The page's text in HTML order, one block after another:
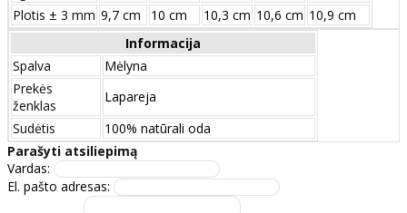
Plotis ± 3 mm 9,7 сm 10 сm 10,3 сm 10,6 сm 10,9 сm
Informacija
Spalva
Mėlyna
Prekės
ženklas
Lapareja
Sudėtis
100% natūrali oda
Parašyti atsiliepimą
Vardas:
El. pašto adresas: